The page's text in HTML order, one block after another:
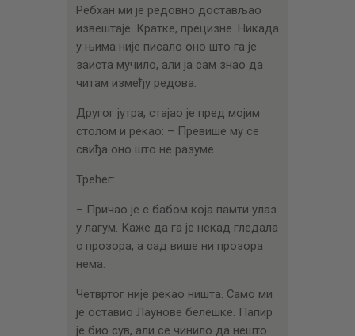
Ребхан ми је редовно достављао
извештаје. Кратке, прецизне. Никада
у њима није писало оно што га је
заиста мучило, али ја сам знао да
читам између редова.
Другог јутра, стајао је пред мојим
столом и рекао: – Превише му се
свиђа оно што не разуме.
Трећег:
– Причао је с бабом која памти улаз
у лагум. Каже да га је некад гледала
с прозора, а сад више ни прозора
нема.
Четвртог није рекао ништа. Само ми
је оставио Лаунове белешке. Папир
је био сув, али се чинило да нешто